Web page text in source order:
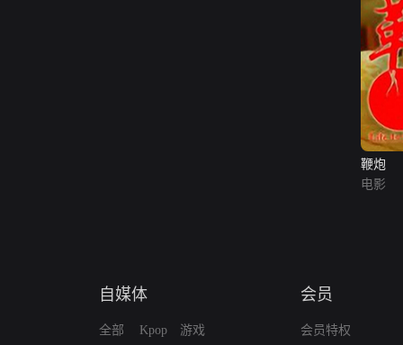
鞭炮
电影
自媒体
全部
Kpop
游戏
会员
会员特权